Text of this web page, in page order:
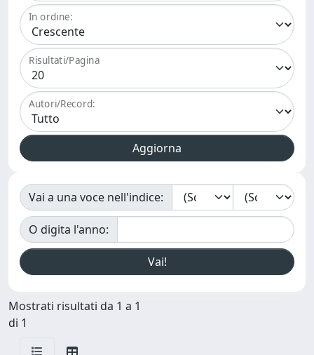
In ordine:
Risultati/Pagina
Autori/Record:
Vai a una voce nell'indice:
O digita l'anno:
Mostrati risultati da 1 a 1
di 1